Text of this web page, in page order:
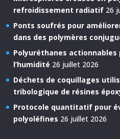
refroidissement radiatif 26
Ponts soufrés pour
dans des polymères
Polyuréthanes
l’humidité 26 juillet 2026
Déchets de coquillages
tribologique de résines
Protocole quantitatif pour
polyoléfines 26 juillet 2026